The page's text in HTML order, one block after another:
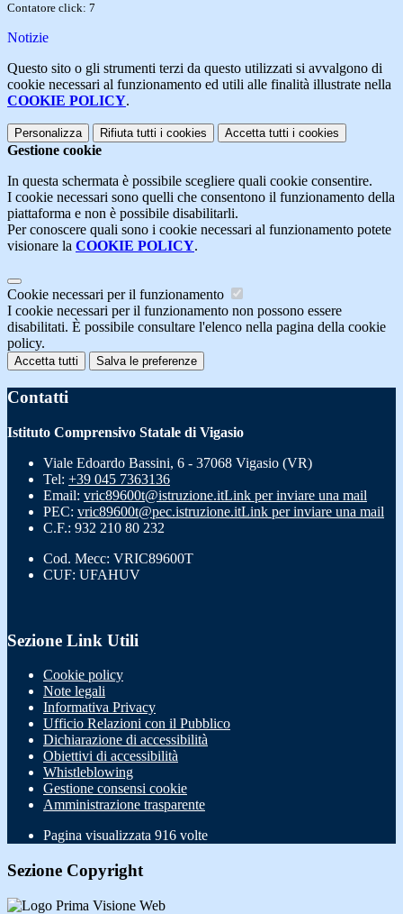
Contatore click: 7
Notizie
Questo sito o gli strumenti terzi da questo utilizzati si avvalgono di
cookie necessari al funzionamento ed utili alle finalità illustrate nella
COOKIE POLICY.
Personalizza Rifiuta tutti i cookies Accetta tutti i cookies
Gestione cookie
In questa schermata è possibile scegliere quali cookie consentire.
I cookie necessari sono quelli che consentono il funzionamento della
piattaforma e non è possibile disabilitarli.
Per conoscere quali sono i cookie necessari al funzionamento potete
visionare la COOKIE POLICY.
Cookie necessari per il funzionamento
I cookie necessari per il funzionamento non possono essere
disabilitati. È possibile consultare l'elenco nella pagina della cookie
policy.
Accetta tutti Salva le preferenze
Contatti
Istituto Comprensivo Statale di Vigasio
Viale Edoardo Bassini, 6 - 37068 Vigasio (VR)
Tel: +39 045 7363136
Email: vric89600t@istruzione.itLink per inviare una mail
PEC: vric89600t@pec.istruzione.itLink per inviare una mail
C.F.: 932 210 80 232
Cod. Mecc: VRIC89600T
CUF: UFAHUV
Sezione Link Utili
Cookie policy
Note legali
Informativa Privacy
Ufficio Relazioni con il Pubblico
Dichiarazione di accessibilità
Obiettivi di accessibilità
Whistleblowing
Gestione consensi cookie
Amministrazione trasparente
Pagina visualizzata 916 volte
Sezione Copyright